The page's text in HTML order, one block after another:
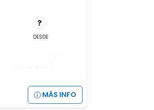
?
DESDE
MÁS INFO